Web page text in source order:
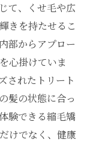
て、くせ毛や広
きを持たせるこ
部からアプロー
心掛けていま
されたトリート
髪の状態に合っ
験できる縮毛矯
けでなく、健康